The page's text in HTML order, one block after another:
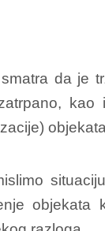
da je